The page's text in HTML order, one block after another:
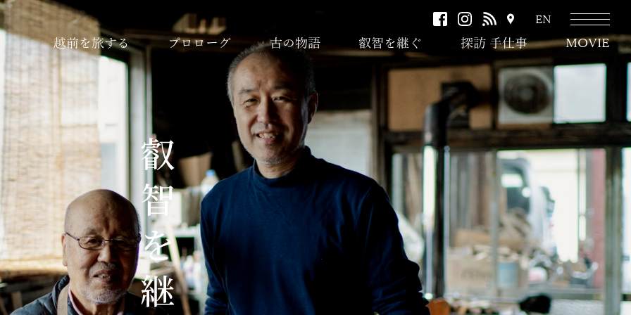
facebookinstagram
RSS
ク
セ
ス
EN
越前を旅する プロローグ 古の物語 叡智を継ぐ 探訪 手仕事 MOVIE